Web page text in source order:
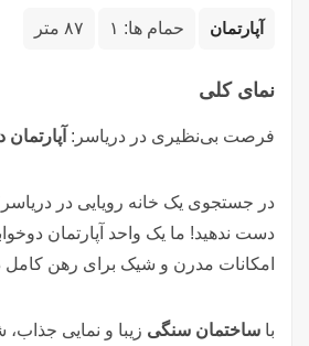
آپارتمان حمام ها: ۱ ۸۷ متر
نمای کلی
فرصت بی‌نظیری در دریاسر: آپارتمان
در جستجوی یک خانه رویایی در
دست ندهید! ما یک واحد آپارتمان
امکانات مدرن و شیک برای رهن کامل
با ساختمان سنگی زیبا و نمایی